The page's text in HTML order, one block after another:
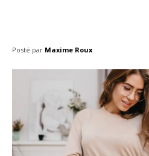
Posté par Maxime Roux